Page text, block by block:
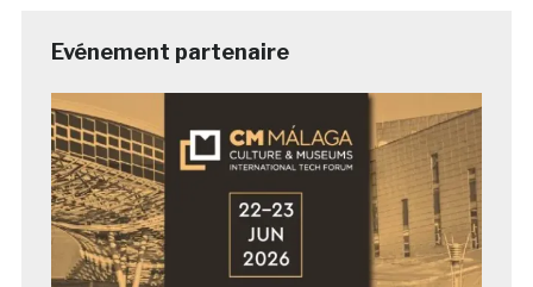
Evénement partenaire